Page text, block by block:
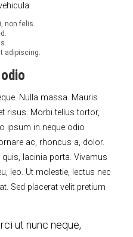
non felis.
adipiscing.
Nulla massa. Mauris
risus. Morbi tellus tortor,
ipsum in neque odio
ac, rhoncus a, dolor.
quis, lacinia porta. Vivamus
leo. Ut molestie, lectus nec
Sed placerat velit pretium
ut nunc neque,